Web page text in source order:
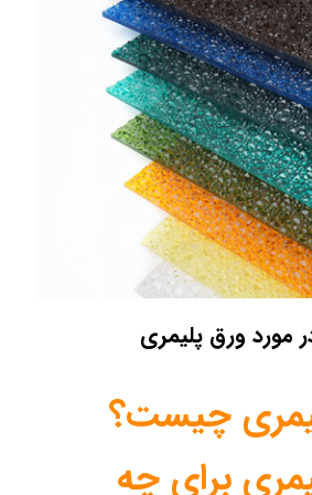
مورد ورق پلیمری
چیست؟
برای چه